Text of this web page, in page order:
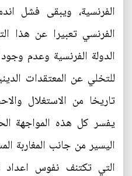
الفرنسية، ويبقى فشل
الفرنسي تعبيرا عن هذا
الدولة الفرنسية وعدم
للتخلي عن المعتقدات
تاريخا من الاستغلال
يفسر كل هذه المواجهة
اليسير من جانب المغاربة
التي تكتنف نفوس اعداد